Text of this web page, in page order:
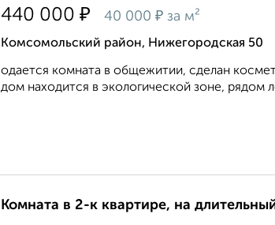
440 000 ₽ 40 000 ₽ за м²
Комсомольский район, Нижегородская 50
одается комната в общежитии, сделан
дом находится в экологической зоне, рядом
Комната в 2-к квартире, на